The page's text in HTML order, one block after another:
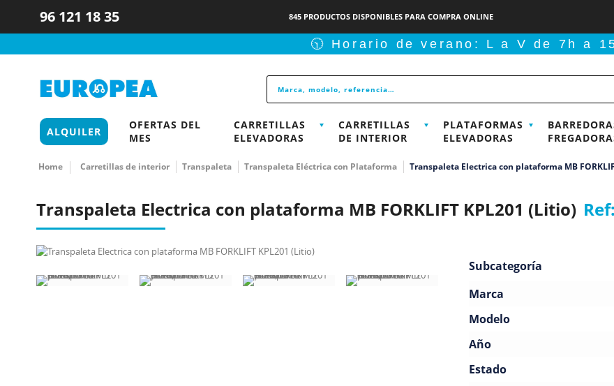
96 121 18 35 845 PRODUCTOS DISPONIBLES PARA COMPRA ONLINE
🕥 Horario de verano: L a V de 7h a
ALQUILER
OFERTAS DEL
MES
CARRETILLAS
ELEVADORAS
CARRETILLAS
DE INTERIOR
PLATAFORMAS
ELEVADORAS
Home Carretillas de interior Transpaleta Transpaleta Eléctrica con Plataforma Transpaleta Electrica con plataforma MB
Transpaleta Electrica con plataforma MB FORKLIFT KPL201 (Litio) Ref:
Subcategoría
Marca
Modelo
Año
Estado